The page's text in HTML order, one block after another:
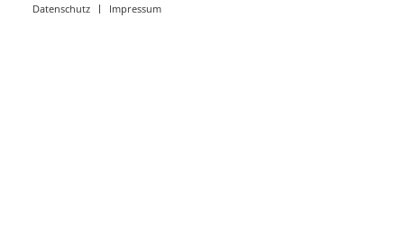
Datenschutz
Impressum